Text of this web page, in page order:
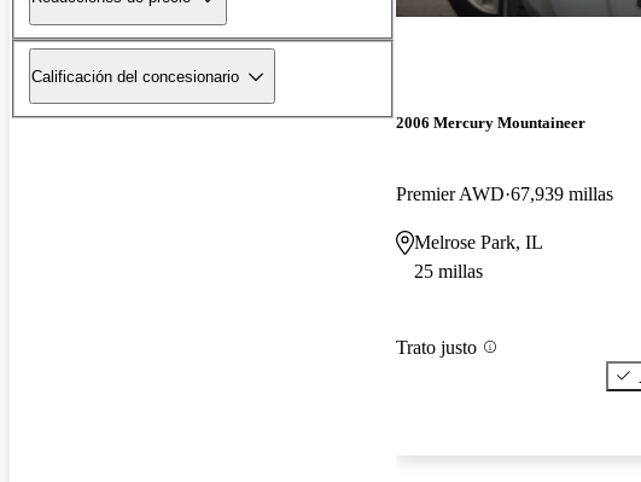
Calificación del concesionario
2006 Mercury Mountaineer
Premier AWD 67,939 millas
Melrose Park, IL
25 millas
Trato justo